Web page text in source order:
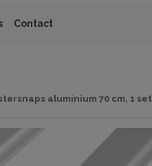
Contact
aluminium 70 cm, 1 set